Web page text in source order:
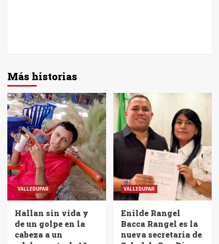
Más historias
VALLEDUPAR
Hallan sin vida y
de un golpe en la
cabeza a un
VALLEDUPAR
Enilde Rangel
Bacca Rangel es la
nueva secretaria de